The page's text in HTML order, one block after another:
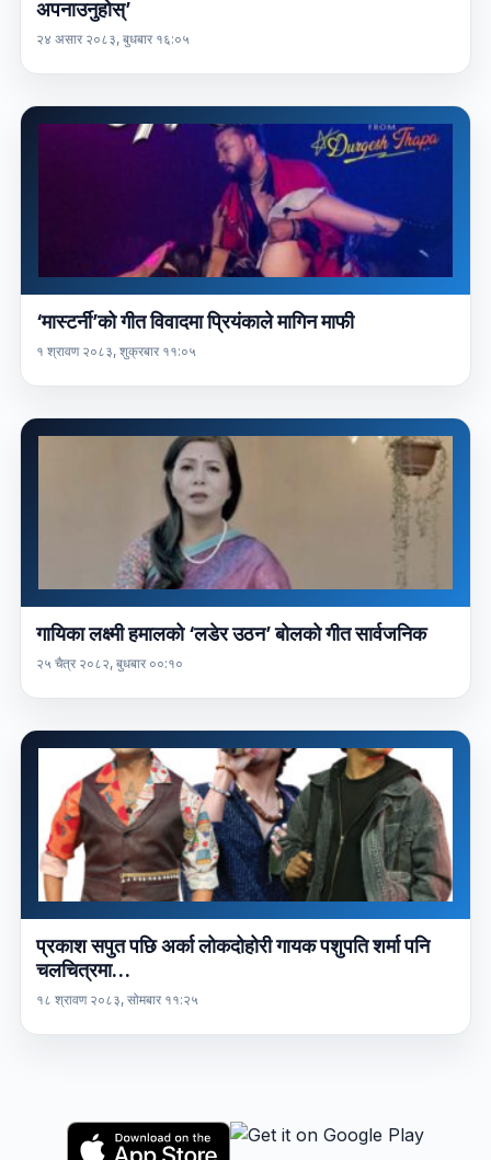
अपनाउनुहोस्’
२४ असार २०८३, बुधबार १६:०५
‘मास्टर्नी’को गीत विवादमा प्रियंकाले मागिन माफी
१ श्रावण २०८३, शुक्रबार ११:०५
गायिका लक्ष्मी हमालको ‘लडेर उठन’ बोलको गीत सार्वजनिक
२५ चैत्र २०८२, बुधबार ००:१०
प्रकाश सपुत पछि अर्का लोकदोहोरी गायक पशुपति शर्मा पनि
चलचित्रमा…
१८ श्रावण २०८३, सोमबार ११:२५